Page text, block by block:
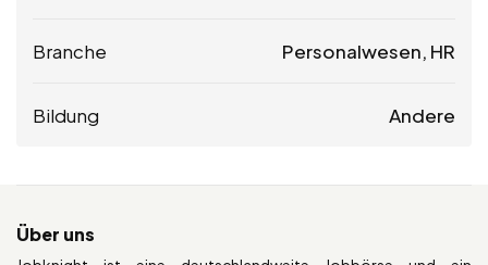
Branche Personalwesen, HR
Bildung Andere
Über uns